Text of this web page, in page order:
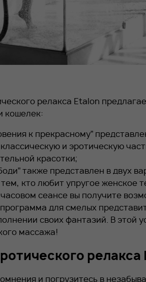
релакса Etalon
кошелек:
к прекрасному”
и эротическую
красотки;
также представлен в двух
кто любит упругое женское
сеансе вы получите
программа для смелых
своих фантазий. В этой
массажа!
релакса
и погрузитесь в